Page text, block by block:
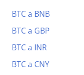
BTC a BNB
BTC a GBP
BTC a INR
BTC a CNY